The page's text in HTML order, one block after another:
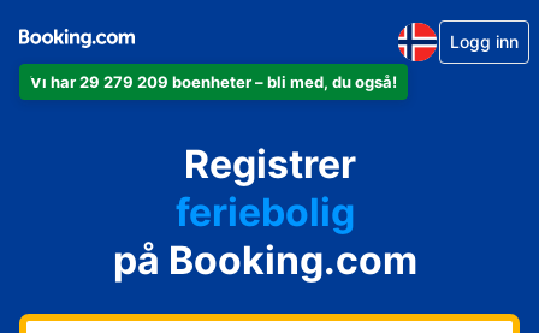
Vi har 29 279 209 boenheter – bli med, du også!
Logg inn
Registrer
leiligheten din
hotellet ditt
feriebolig
gjestgiveriet ditt
rorbua di
på Booking.com